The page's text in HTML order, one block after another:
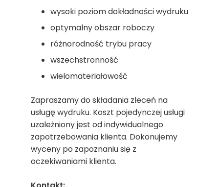
wysoki poziom dokładności wydruku
optymalny obszar roboczy
różnorodność trybu pracy
wszechstronność
wielomateriałowość
Zapraszamy do składania zleceń na
usługę wydruku. Koszt pojedynczej usługi
uzależniony jest od indywidualnego
zapotrzebowania klienta. Dokonujemy
wyceny po zapoznaniu się z
oczekiwaniami klienta.